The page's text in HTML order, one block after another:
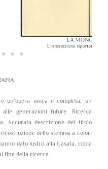
un’opera unica e completa, un
generazioni future. Ricerca
Accurata descrizione del titolo
dello stemma a colori
dato lustro alla Casata, copia
fine della ricerca.